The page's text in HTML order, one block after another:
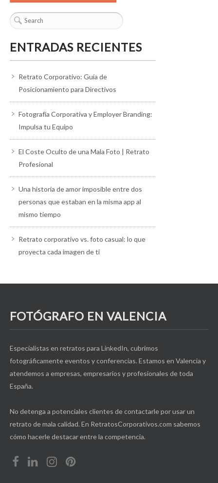
ENTRADAS RECIENTES
Retrato Corporativo: Guía de
Posicionamiento para Directivos
Fotografía Corporativa y Employer Branding:
Impulsa tu Equipo
El Coste Oculto de una Mala Foto | Retrato
Profesional
Una historia de amor imposible entre dos
personas que estaban en la misma app al
mismo tiempo
Retrato corporativo vs. foto casual: lo que
proyecta cada imagen de ti
FOTÓGRAFO EN VALENCIA
Especialistas en retratos para LinkedIn, cubrimos
fotográficamente eventos y conferencias. Estamos en Valencia y
atendemos a empresas, empresarios y profesionales de toda
España.
No detenga a potenciales clientes de contactarle por usar un
retrato de mala calidad. En RetratosCorporativos.com sabemos
cómo hacerle destacar entre la competencia.